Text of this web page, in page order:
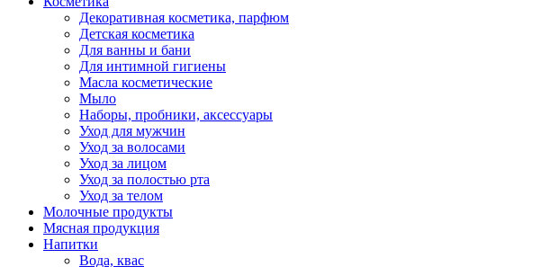
Декоративная косметика, парфюм
Детская косметика
Для ванны и бани
Для интимной гигиены
Масла косметические
Мыло
Наборы, пробники, аксессуары
Уход для мужчин
Уход за волосами
Уход за лицом
Уход за полостью рта
Уход за телом
Молочные продукты
Мясная продукция
Напитки
Вода, квас